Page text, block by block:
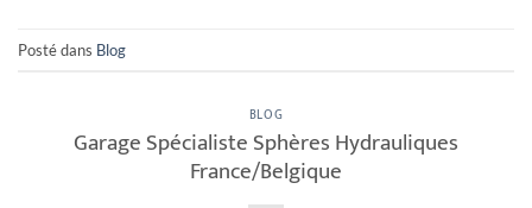
Posté dans Blog
BLOG
Garage Spécialiste Sphères Hydrauliques
France/Belgique